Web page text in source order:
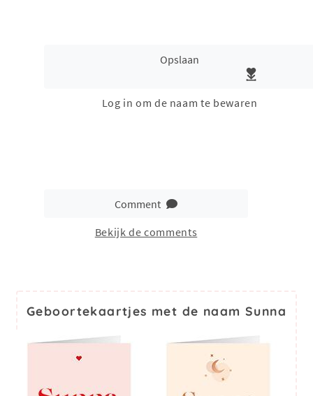
Opslaan
Log in om de naam te bewaren
Comment
Bekijk de comments
Geboortekaartjes met de naam Sunna